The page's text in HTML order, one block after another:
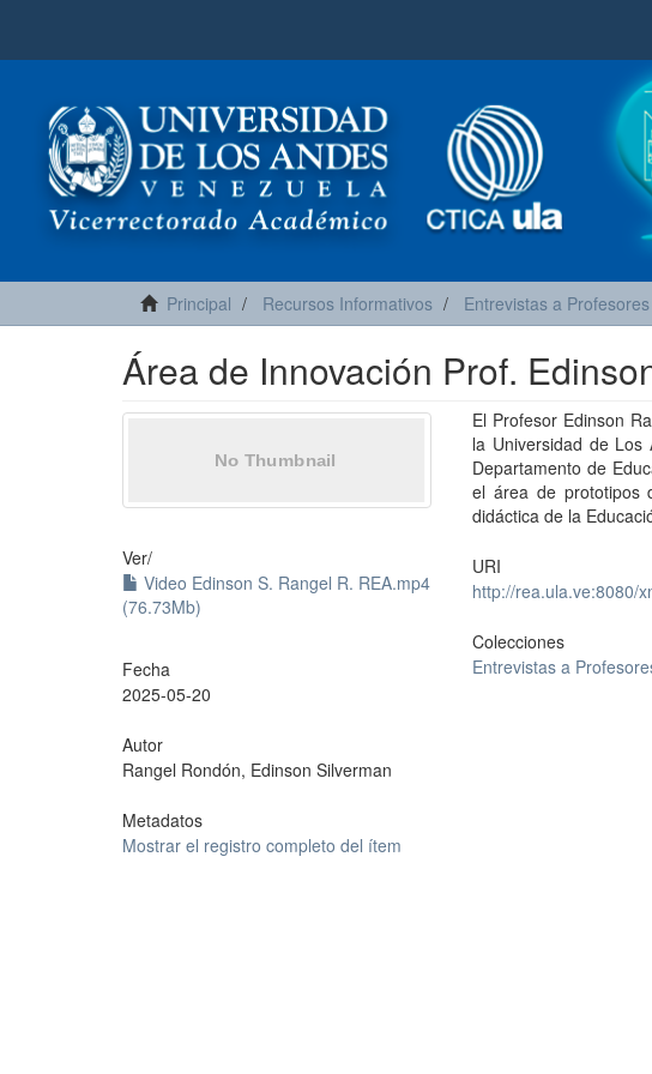
Principal Recursos Informativos Entrevistas a
Área de Innovación Prof.
Ver/
Video Edinson S. Rangel R. REA.mp4
(76.73Mb)
Fecha
2025-05-20
Autor
Rangel Rondón, Edinson Silverman
Metadatos
Mostrar el registro completo del ítem
El Profesor Edinson
la Universidad de Los
Departamento de
el área de prototipos
didáctica de la
URI
http://rea.ula.ve:8080/
Colecciones
Entrevistas a